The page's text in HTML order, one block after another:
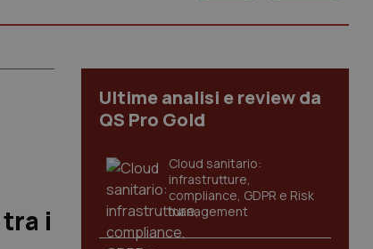
i
Ultime analisi e review da
QS Pro Gold
Cloud sanitario:
infrastrutture,
compliance, GDPR e Risk
management